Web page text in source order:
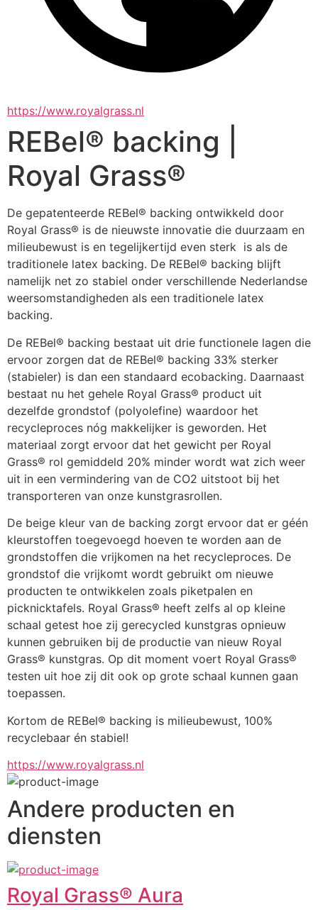
https://www.royalgrass.nl
REBel® backing |
Royal Grass®
De gepatenteerde REBel® backing ontwikkeld door
Royal Grass® is de nieuwste innovatie die duurzaam en
milieubewust is en tegelijkertijd even sterk  is als de
traditionele latex backing. De REBel® backing blijft
namelijk net zo stabiel onder verschillende Nederlandse
weersomstandigheden als een traditionele latex
backing.
De REBel® backing bestaat uit drie functionele lagen die
ervoor zorgen dat de REBel® backing 33% sterker
(stabieler) is dan een standaard ecobacking. Daarnaast
bestaat nu het gehele Royal Grass® product uit
dezelfde grondstof (polyolefine) waardoor het
recycleproces nóg makkelijker is geworden. Het
materiaal zorgt ervoor dat het gewicht per Royal
Grass® rol gemiddeld 20% minder wordt wat zich weer
uit in een vermindering van de CO2 uitstoot bij het
transporteren van onze kunstgrasrollen.
De beige kleur van de backing zorgt ervoor dat er géén
kleurstoffen toegevoegd hoeven te worden aan de
grondstoffen die vrijkomen na het recycleproces. De
grondstof die vrijkomt wordt gebruikt om nieuwe
producten te ontwikkelen zoals piketpalen en
picknicktafels. Royal Grass® heeft zelfs al op kleine
schaal getest hoe zij gerecycled kunstgras opnieuw
kunnen gebruiken bij de productie van nieuw Royal
Grass® kunstgras. Op dit moment voert Royal Grass®
testen uit hoe zij dit ook op grote schaal kunnen gaan
toepassen.
Kortom de REBel® backing is milieubewust, 100%
recyclebaar én stabiel!
https://www.royalgrass.nl
Andere producten en
diensten
Royal Grass® Aura